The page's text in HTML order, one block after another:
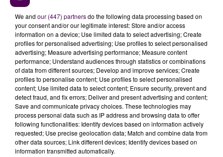
À LA UNE
7 août 2026
Gagnez vos pass pour le V and B Fest' 2026 !
We and our (447) partnersdo the following data processing based on
your consent and/or our legitimate interest: Store and/or access
information on a device; Use limited data to select advertising; Create
profiles for personalised advertising; Use profiles to select personalised
advertising; Measure advertising performance; Measure content
performance; Understand audiences through statistics or combinations
of data from different sources; Develop and improve services; Create
profiles to personalise content; Use profiles to select personalised
content; Use limited data to select content; Ensure security, prevent and
detect fraud, and fix errors; Deliver and present advertising and content;
Save and communicate privacy choices. These technologies may
process personal data such as IP address and browsing data to offer
following functionalities: Identify devices based on information actively
requested; Use precise geolocation data; Match and combine data from
other data sources; Link different devices; Identify devices based on
information transmitted automatically.